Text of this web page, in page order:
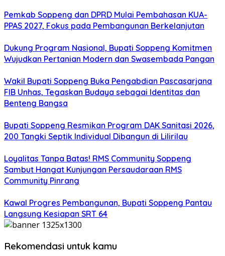
Pemkab Soppeng dan DPRD Mulai Pembahasan KUA-
PPAS 2027, Fokus pada Pembangunan Berkelanjutan
Dukung Program Nasional, Bupati Soppeng Komitmen
Wujudkan Pertanian Modern dan Swasembada Pangan
Wakil Bupati Soppeng Buka Pengabdian Pascasarjana
FIB Unhas, Tegaskan Budaya sebagai Identitas dan
Benteng Bangsa
Bupati Soppeng Resmikan Program DAK Sanitasi 2026,
200 Tangki Septik Individual Dibangun di Lilirilau
Loyalitas Tanpa Batas! RMS Community Soppeng
Sambut Hangat Kunjungan Persaudaraan RMS
Community Pinrang
Kawal Progres Pembangunan, Bupati Soppeng Pantau
Langsung Kesiapan SRT 64
Rekomendasi untuk kamu